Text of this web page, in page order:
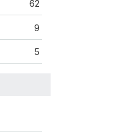
62
9
5